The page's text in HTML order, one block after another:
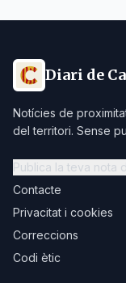
Diari de
Notícies de
del territori. Sense
Publica la teva nota
Contacte
Privacitat i cookies
Correccions
Codi ètic